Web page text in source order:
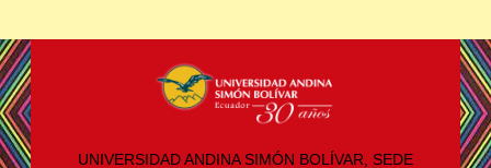
UNIVERSIDAD ANDINA SIMÓN BOLÍVAR, SEDE